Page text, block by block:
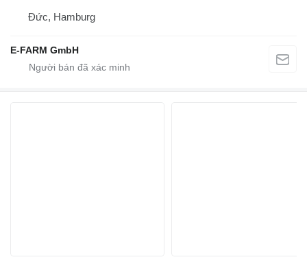
Đức, Hamburg
E-FARM GmbH